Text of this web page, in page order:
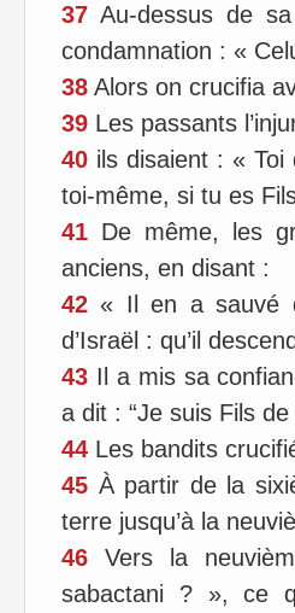
37 Au-dessus de
condamnation : «
38 Alors on crucifia
39 Les passants
40 ils disaient : «
toi-même, si tu es
41 De même, les
anciens, en disant :
42 « Il en a sauvé
d’Israël : qu’il
43 Il a mis sa
a dit : “Je suis Fils de
44 Les bandits
45 À partir de la
terre jusqu’à la
46 Vers la
sabactani ? », ce